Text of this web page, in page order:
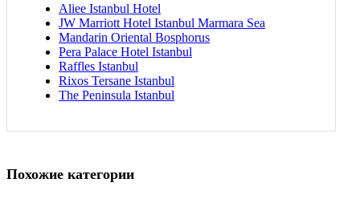
Aliee Istanbul Hotel
JW Marriott Hotel Istanbul Marmara Sea
Mandarin Oriental Bosphorus
Pera Palace Hotel Istanbul
Raffles Istanbul
Rixos Tersane Istanbul
The Peninsula Istanbul
Похожие категории